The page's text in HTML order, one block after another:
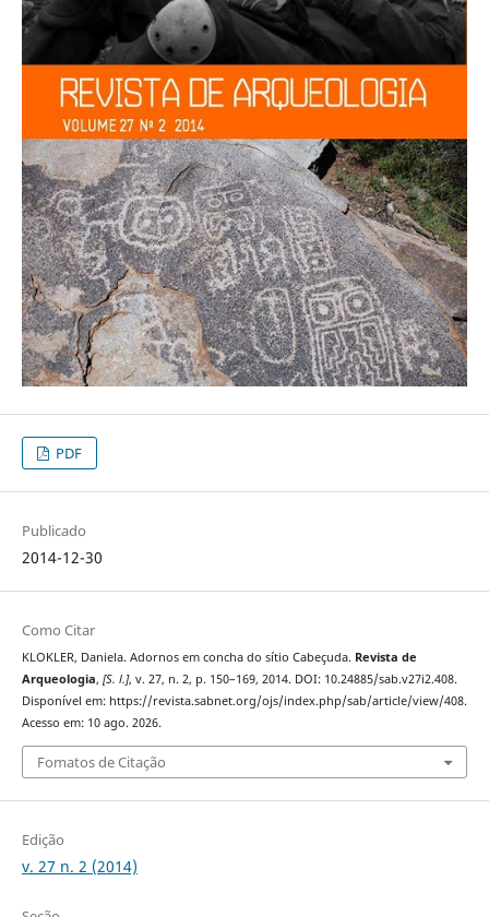
PDF
Publicado
2014-12-30
Como Citar
KLOKLER, Daniela. Adornos em concha do sítio Cabeçuda. Revista de
Arqueologia, [S. l.], v. 27, n. 2, p. 150–169, 2014. DOI: 10.24885/sab.v27i2.408.
Disponível em: https://revista.sabnet.org/ojs/index.php/sab/article/view/408.
Acesso em: 10 ago. 2026.
Fomatos de Citação
Edição
v. 27 n. 2 (2014)